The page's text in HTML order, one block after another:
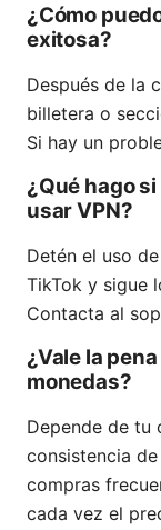
¿Cómo
exitosa?
Después de la
billetera o
Si hay un
¿Qué hago
usar VPN?
Detén el uso
TikTok y sigue
Contacta al
¿Vale la
monedas?
Depende de tu
consistencia
compras
cada vez el